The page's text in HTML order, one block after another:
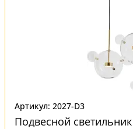
Артикул: 2027-D3
Подвесной